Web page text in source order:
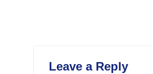
Leave a Reply